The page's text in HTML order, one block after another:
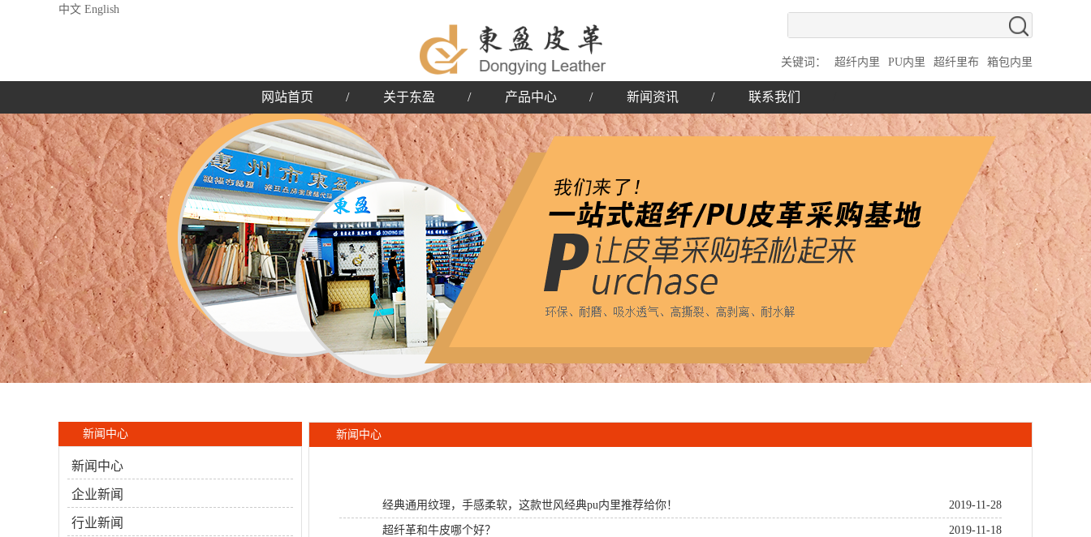
中文 English
关键词： 超纤内里 PU内里 超纤里布 箱包内里
网站首页 / 关于东盈 / 产品中心 / 新闻资讯 / 联系我们
新闻中心
新闻中心
企业新闻
行业新闻
新闻中心
经典通用纹理​，手感柔软，这款世风经典pu内里推荐给你！ 2019-11-28
超纤革和牛皮哪个好？ 2019-11-18